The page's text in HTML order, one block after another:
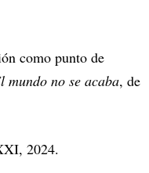
como punto de
mundo no se acaba, de
2024.